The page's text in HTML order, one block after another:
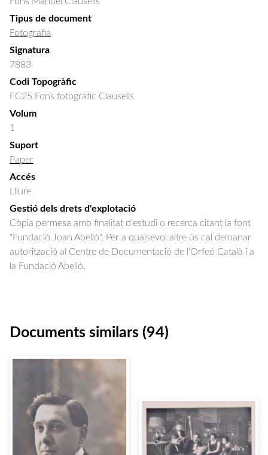
Tipus de document
Fotografia
Signatura
7883
Codi Topogràfic
FC25 Fons fotogràfic Clausells
Volum
1
Suport
Paper
Accés
Lliure
Gestió dels drets d'explotació
Còpia permesa amb finalitat d'estudi o recerca citant la font
"Fundació Joan Abelló". Per a qualsevol altre ús cal demanar
autorització al Centre de Documentació de l'Orfeó Català i a
la Fundació Abelló.
Documents similars (94)